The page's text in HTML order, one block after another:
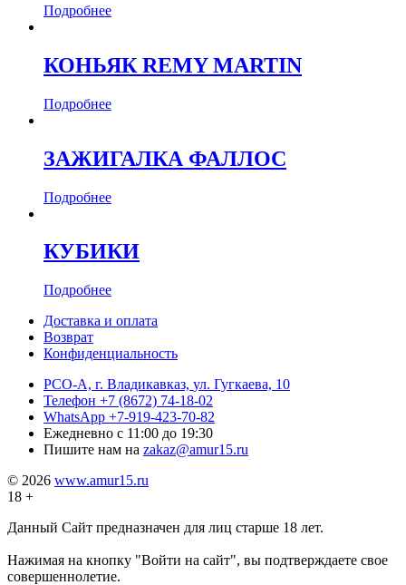
Подробнее
КОНЬЯК REMY MARTIN
Подробнее
ЗАЖИГАЛКА ФАЛЛОС
Подробнее
КУБИКИ
Подробнее
Доставка и оплата
Возврат
Конфиденциальность
РСО-А, г. Владикавказ, ул. Гугкаева, 10
Телефон +7 (8672) 74-18-02
WhatsApp +7-919-423-70-82
Ежедневно с 11:00 до 19:30
Пишите нам на zakaz@amur15.ru
© 2026 www.amur15.ru
18 +
Данный Сайт предназначен для лиц старше 18 лет.
Нажимая на кнопку "Войти на сайт", вы подтверждаете свое
совершеннолетие.